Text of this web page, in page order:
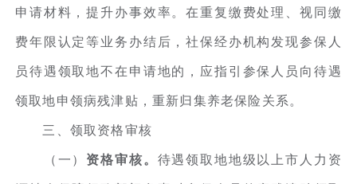
申请材料，提升办事效率。在重复缴费处理、视同缴
费年限认定等业务办结后，社保经办机构发现参保人
员待遇领取地不在申请地的，应指引参保人员向待遇
领取地申领病残津贴，重新归集养老保险关系。
三、领取资格审核
（一） 资格审核。 待遇领取地地级以上市人力资